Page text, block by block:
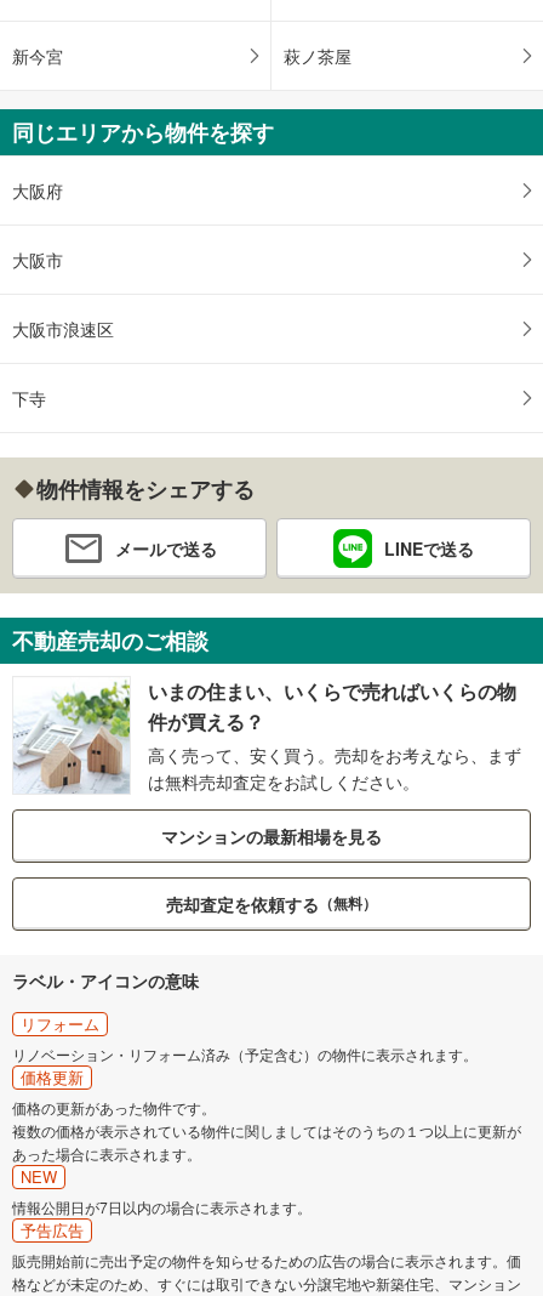
新今宮 萩ノ茶屋
同じエリアから物件を探す
大阪府
大阪市
大阪市浪速区
下寺
物件情報をシェアする
メールで送る LINEで送る
不動産売却のご相談
いまの住まい、いくらで売ればいくらの物
件が買える？
高く売って、安く買う。売却をお考えなら、まず
は無料売却査定をお試しください。
マンションの最新相場を見る
売却査定を依頼する （無料）
ラベル・アイコンの意味
リフォーム
リノベーション・リフォーム済み（予定含む）の物件に表示されます。
価格更新
価格の更新があった物件です。
複数の価格が表示されている物件に関しましてはそのうちの１つ以上に更新が
あった場合に表示されます。
NEW
情報公開日が7日以内の場合に表示されます。
予告広告
販売開始前に売出予定の物件を知らせるための広告の場合に表示されます。価
格などが未定のため、すぐには取引できない分譲宅地や新築住宅、マンション